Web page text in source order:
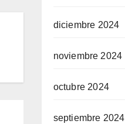
diciembre 2024
noviembre 2024
octubre 2024
septiembre 2024